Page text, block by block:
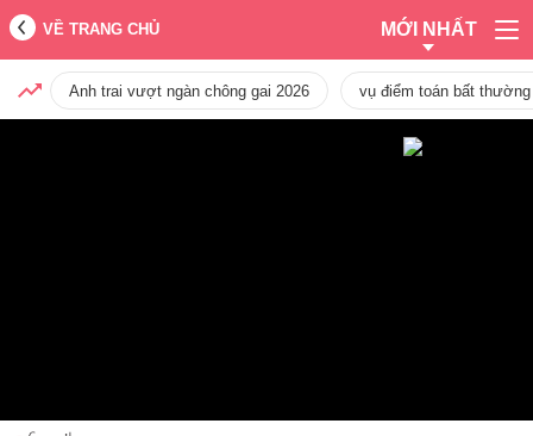
VỀ TRANG CHỦ MỚI NHẤT
Anh trai vượt ngàn chông gai 2026 vụ điểm toán bất